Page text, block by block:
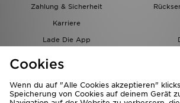
Zahlung & Sicherheit
Karriere
Lade Die App
Cookies
Wenn du auf "Alle Cookies akzeptieren"
Speicherung von Cookies auf deinem Gerät